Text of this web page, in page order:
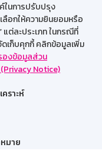
ในการปรับปรุง
ลือกให้ความยินยอมหรือ
แต่ละประเภท ในกรณีที่
ดเก็บคุกกี้ คลิกข้อมูลเพิ่ม
องข้อมูลส่วน
Notice)
ราะห์
มาย
M-Search
วเซอร์